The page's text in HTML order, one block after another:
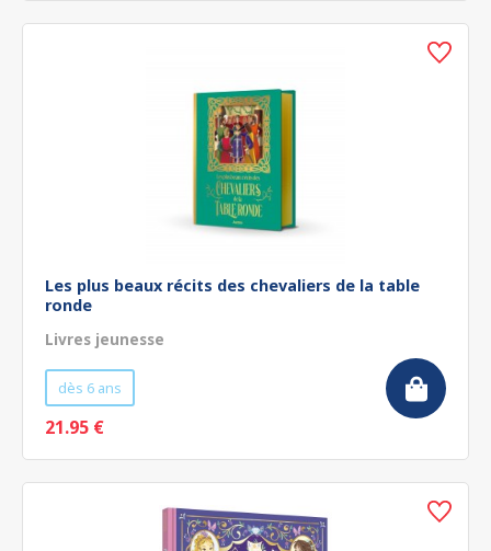
Les plus beaux récits des chevaliers de la table
ronde
Livres jeunesse
dès 6 ans
21.95 €